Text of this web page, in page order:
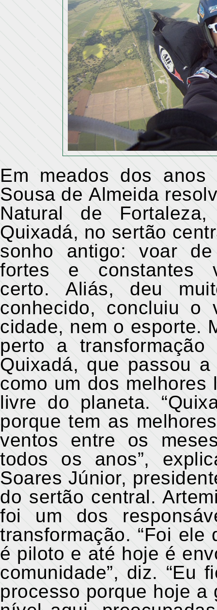
Em meados dos
Sousa de Almeida
Natural de
Quixadá, no sertão
sonho antigo: voar
fortes e constantes
certo. Aliás, deu
conhecido, concluiu
cidade, nem o esporte.
perto a
Quixadá, que passou
como um dos
livre do planeta.
porque tem as
ventos entre os
todos os anos”,
Soares Júnior,
do sertão central.
foi um dos
transformação. “Foi
é piloto e até hoje é
comunidade”, diz. “Eu
processo porque hoje